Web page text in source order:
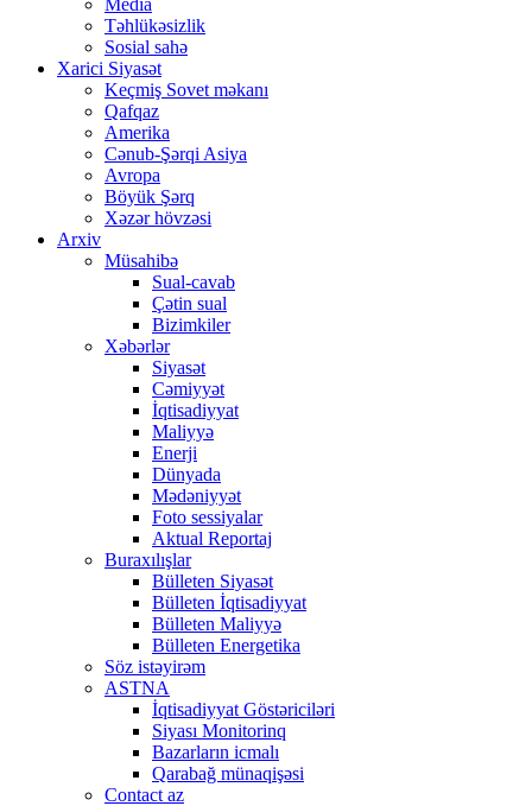
Media
Təhlükəsizlik
Sosial sahə
Xarici Siyasət
Keçmiş Sovet məkanı
Qafqaz
Amerika
Cənub-Şərqi Asiya
Avropa
Böyük Şərq
Xəzər hövzəsi
Arxiv
Müsahibə
Sual-cavab
Çətin sual
Bizimkiler
Xəbərlər
Siyasət
Cəmiyyət
İqtisadiyyat
Maliyyə
Enerji
Dünyada
Mədəniyyət
Foto sessiyalar
Aktual Reportaj
Buraxılışlar
Bülleten Siyasət
Bülleten İqtisadiyyat
Bülleten Maliyyə
Bülleten Energetika
Söz istəyirəm
ASTNA
İqtisadiyyat Göstəriciləri
Siyası Monitorinq
Bazarların icmalı
Qarabağ münaqişəsi
Contact az